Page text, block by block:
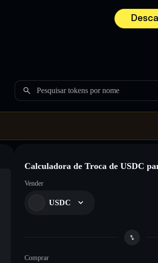
Pesquisar tokens por nome
Calculadora de Troca de USDC
Vender
USDC
Comprar